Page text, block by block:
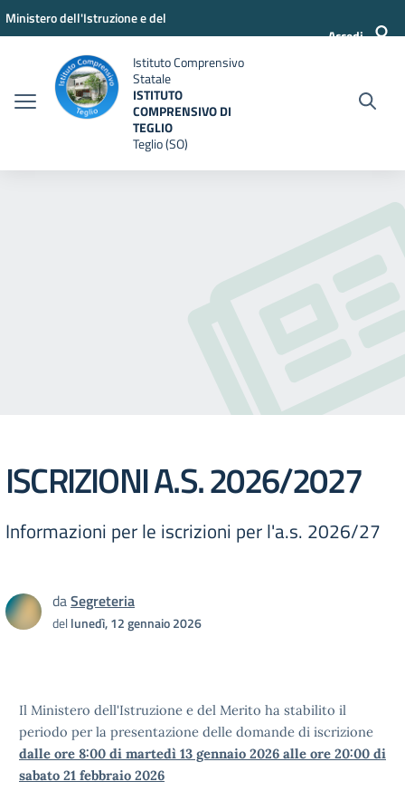
Vai ai contenuti
Vai al menu di navigazione
Vai al footer
Ministero dell'Istruzione e del
Accedi
Istituto Comprensivo
Statale
ISTITUTO
COMPRENSIVO DI
TEGLIO
Teglio (SO)
ISCRIZIONI A.S. 2026/2027
Informazioni per le iscrizioni per l'a.s. 2026/27
daSegreteria
dellunedì, 12 gennaio 2026
Il Ministero dell'Istruzione e del Merito ha stabilito il
periodo per la presentazione delle domande di iscrizione
dalle ore 8:00 di martedì 13 gennaio 2026 alle ore 20:00 di
sabato 21 febbraio 2026